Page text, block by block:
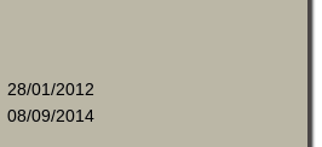
28/01/2012
08/09/2014